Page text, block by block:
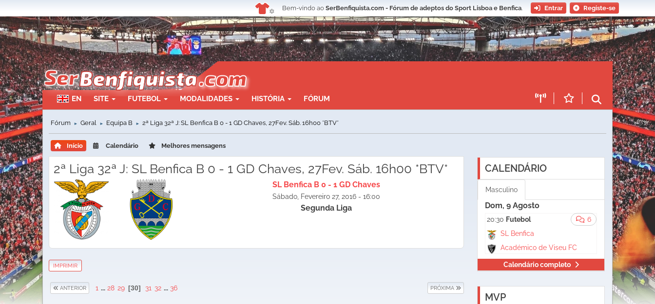
Bem-vindo ao SerBenfiquista.com - Fórum de adeptos do Sport Lisboa e Benfica. Entrar Registe-se
EN SITE FUTEBOL MODALIDADES HISTÓRIA FÓRUM
Fórum ► Geral ► Equipa B ► 2ª Liga 32ª J: SL Benfica B 0 - 1 GD Chaves, 27Fev. Sáb. 16h00 *BTV*
Início Calendário Melhores mensagens
2ª Liga 32ª J: SL Benfica B 0 - 1 GD Chaves, 27Fev. Sáb. 16h00 *BTV*
SL Benfica B 0 - 1 GD Chaves
Sábado, Fevereiro 27, 2016 - 16:00
Segunda Liga
IMPRIMIR
ANTERIOR 1 ... 28 29 30 31 32 ... 36 PRÓXIMA
CALENDÁRIO
Masculino
Dom, 9 Agosto
6
20:30 Futebol
SL Benfica
Académico de Viseu FC
Calendário completo
MVP